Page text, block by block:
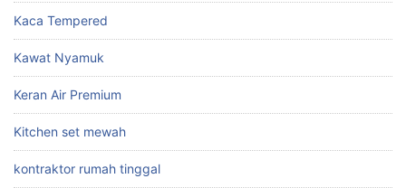
Kaca Tempered
Kawat Nyamuk
Keran Air Premium
Kitchen set mewah
kontraktor rumah tinggal